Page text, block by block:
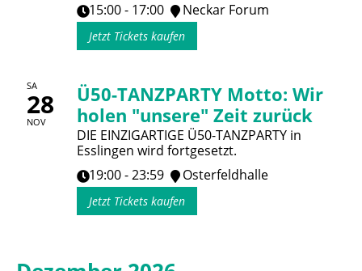
15:00 - 17:00
Neckar Forum
Jetzt Tickets kaufen
SA
28
NOV
Ü50-TANZPARTY Motto: Wir
holen "unsere" Zeit zurück
DIE EINZIGARTIGE Ü50-TANZPARTY in
Esslingen wird fortgesetzt.
19:00 - 23:59
Osterfeldhalle
Jetzt Tickets kaufen